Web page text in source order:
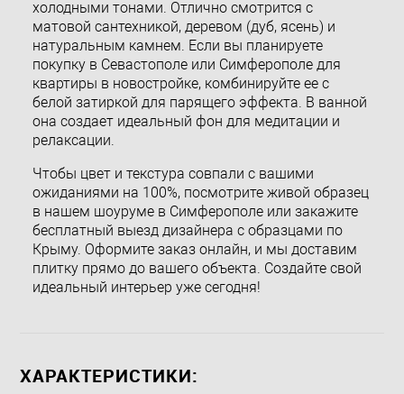
холодными тонами. Отлично смотрится с
матовой сантехникой, деревом (дуб, ясень) и
натуральным камнем. Если вы планируете
покупку в Севастополе или Симферополе для
квартиры в новостройке, комбинируйте ее с
белой затиркой для парящего эффекта. В ванной
она создает идеальный фон для медитации и
релаксации.
Чтобы цвет и текстура совпали с вашими
ожиданиями на 100%, посмотрите живой образец
в нашем шоуруме в Симферополе или закажите
бесплатный выезд дизайнера с образцами по
Крыму. Оформите заказ онлайн, и мы доставим
плитку прямо до вашего объекта. Создайте свой
идеальный интерьер уже сегодня!
ХАРАКТЕРИСТИКИ: